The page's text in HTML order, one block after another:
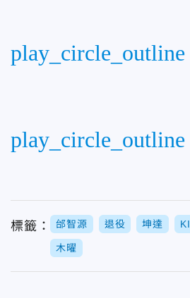
play_circle_outline
play_circle_outline
標籤： 邰智源 退役 坤達
木曜